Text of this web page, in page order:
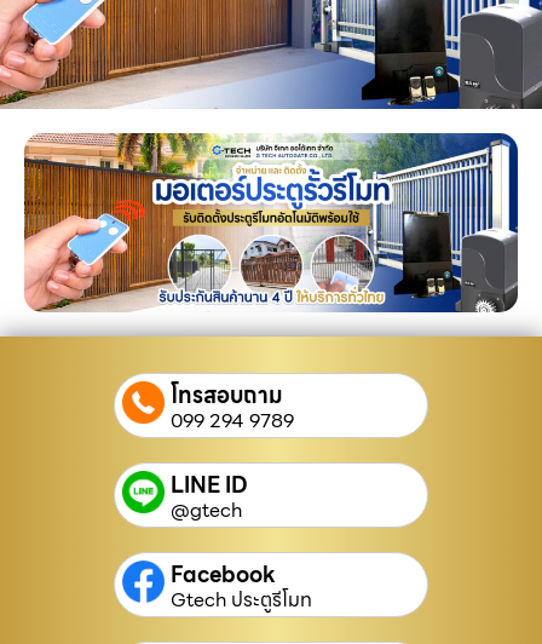
โทรสอบถาม
099 294 9789
LINE ID
@gtech
Facebook
Gtech ประตูรีโมท